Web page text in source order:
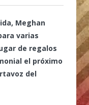
Meghan
varias
de regalos
el próximo
del